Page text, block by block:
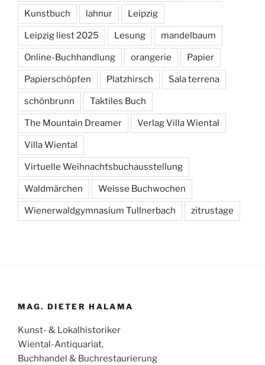
Kunstbuch lahnur Leipzig
Leipzig liest 2025 Lesung mandelbaum
Online-Buchhandlung orangerie Papier
Papierschöpfen Platzhirsch Sala terrena
schönbrunn Taktiles Buch
The Mountain Dreamer Verlag Villa Wiental
Villa Wiental
Virtuelle Weihnachtsbuchausstellung
Waldmärchen Weisse Buchwochen
Wienerwaldgymnasium Tullnerbach zitrustage
MAG. DIETER HALAMA
Kunst- & Lokalhistoriker
Wiental-Antiquariat,
Buchhandel & Buchrestaurierung